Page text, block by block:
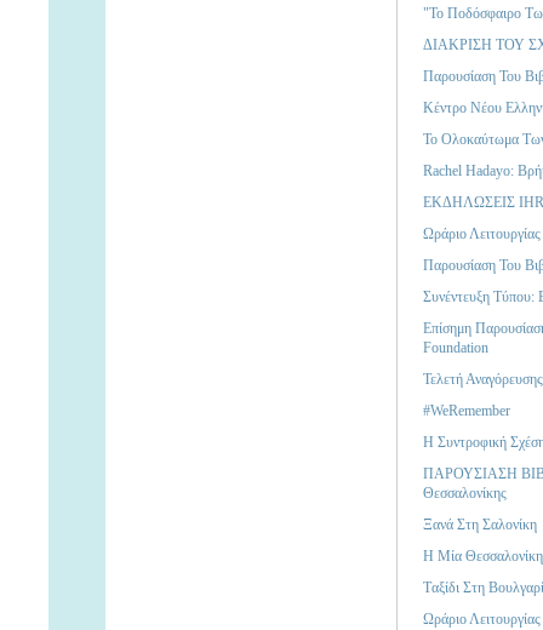
"Το Ποδόσφαιρο
ΔΙΑΚΡΙΣΗ ΤΟΥ
Παρουσίαση Του
Κέντρο Νέου
Το Ολοκαύτωμα
Rachel Hadayo:
ΕΚΔΗΛΩΣΕΙΣ
Ωράριο
Παρουσίαση Του
Συνέντευξη
Επίσημη
Foundation
Τελετή
#WeRemember
Η Συντροφική
ΠΑΡΟΥΣΙΑΣΗ
Θεσσαλονίκης
Ξανά Στη Σαλονίκη
Η Μία
Tαξίδι Στη
Ωράριο